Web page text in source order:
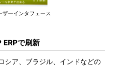
ザーインタフェース
ERPで刷新
シア、ブラジル、インドなどの